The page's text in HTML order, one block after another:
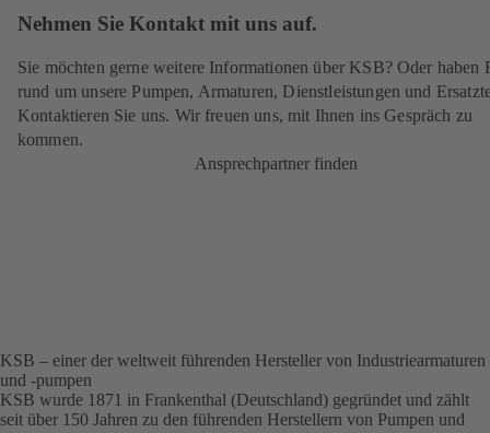
Nehmen Sie Kontakt mit uns auf.
Sie möchten gerne weitere Informationen über KSB? Oder haben
rund um unsere Pumpen, Armaturen, Dienstleistungen und
Kontaktieren Sie uns. Wir freuen uns, mit Ihnen ins Gespräch zu
kommen.
Ansprechpartner finden
KSB – einer der weltweit führenden Hersteller von Industriearmaturen
und -pumpen
KSB wurde 1871 in Frankenthal (Deutschland) gegründet und zählt
seit über 150 Jahren zu den führenden Herstellern von Pumpen und